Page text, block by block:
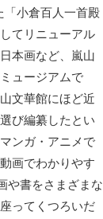
小倉百人一首殿
てリニューアル
本画など、嵐山
ュージアムで
文華館にほど近
び編纂したとい
ンガ・アニメで
画でわかりやす
や書をさまざまな
ってくつろいだ